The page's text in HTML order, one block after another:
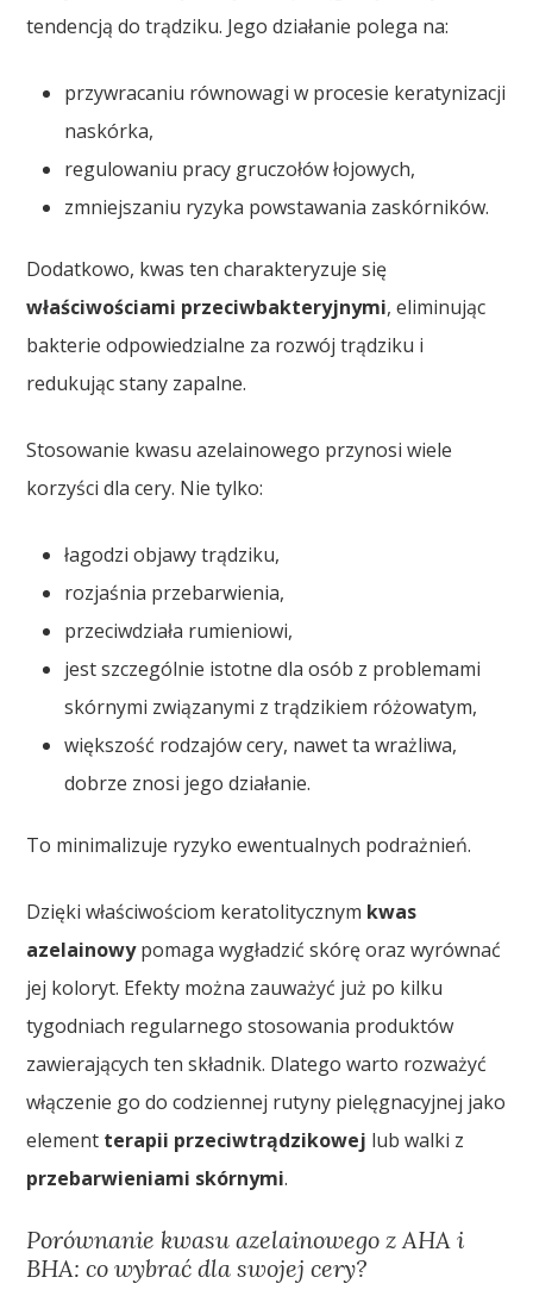
tendencją do trądziku. Jego działanie polega na:
przywracaniu równowagi w procesie keratynizacji
naskórka,
regulowaniu pracy gruczołów łojowych,
zmniejszaniu ryzyka powstawania zaskórników.
Dodatkowo, kwas ten charakteryzuje się
właściwościami przeciwbakteryjnymi, eliminując
bakterie odpowiedzialne za rozwój trądziku i
redukując stany zapalne.
Stosowanie kwasu azelainowego przynosi wiele
korzyści dla cery. Nie tylko:
łagodzi objawy trądziku,
rozjaśnia przebarwienia,
przeciwdziała rumieniowi,
jest szczególnie istotne dla osób z problemami
skórnymi związanymi z trądzikiem różowatym,
większość rodzajów cery, nawet ta wrażliwa,
dobrze znosi jego działanie.
To minimalizuje ryzyko ewentualnych podrażnień.
Dzięki właściwościom keratolitycznym kwas
azelainowypomaga wygładzić skórę oraz wyrównać
jej koloryt. Efekty można zauważyć już po kilku
tygodniach regularnego stosowania produktów
zawierających ten składnik. Dlatego warto rozważyć
włączenie go do codziennej rutyny pielęgnacyjnej jako
element terapii przeciwtrądzikowej lub walki z
przebarwieniami skórnymi.
Porównanie kwasu azelainowego z AHA i
BHA: co wybrać dla swojej cery?